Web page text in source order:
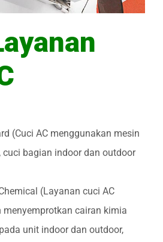
(Cuci AC menggunakan mesin
cuci bagian indoor dan outdoor
(Layanan cuci AC
menyemprotkan cairan kimia
unit indoor dan outdoor,